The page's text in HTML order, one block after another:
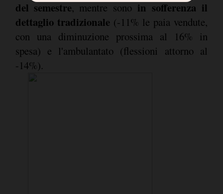
del semestre, mentre sono in sofferenza il
dettaglio tradizionale (-11% le paia vendute,
con una diminuzione prossima al 16% in
spesa) e l'ambulantato (flessioni attorno al
-14%).